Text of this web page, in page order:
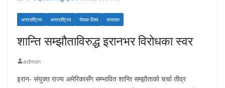
अन्तराष्ट्रिय अन्तराष्ट्रिय रोचक विश्व समाचार
शान्ति सम्झौताविरुद्ध इरानभर विरोधका स्वर
admin
इरान- संयुक्त राज्य अमेरिकासँग सम्भावित शान्ति सम्झौताको चर्चा तीव्र